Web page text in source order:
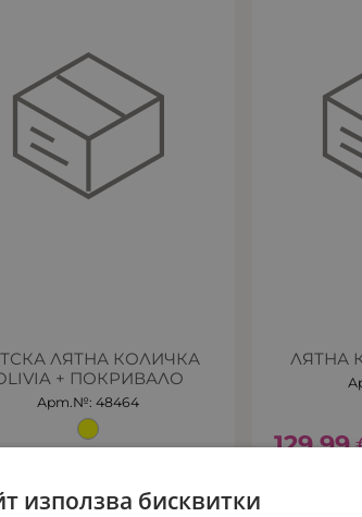
ЛЯТНА КОЛИЧКА
+ ПОКРИВАЛО
Арт.№: 48464
ЛЯТНА
129.99
използва бисквитки